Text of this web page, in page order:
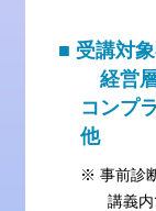
■ 受講対
経営層
コンプ
他
※ 事前診
講義